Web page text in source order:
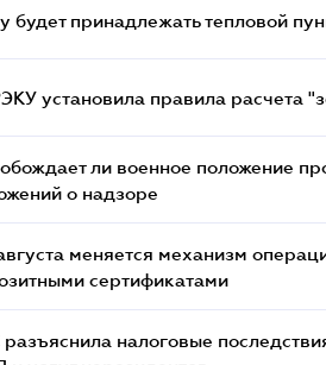
будет принадлежать тепловой
установила правила расчета
ли военное положение
о надзоре
меняется механизм
сертификатами
налоговые